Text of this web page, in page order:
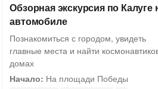
Обзорная экскурсия по Калуге
автомобиле
Познакомиться с городом, увидеть
главные места и найти
домах
Начало: На площади Победы